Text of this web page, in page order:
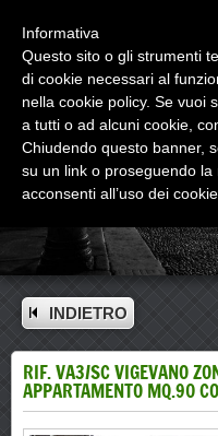
INDIETRO
RIF. VA3/SC VIGEVANO
APPARTAMENTO MQ.90
Informativa
Questo sito o gli strumenti
di cookie necessari al
nella cookie policy. Se vuoi
a tutti o ad alcuni cookie,
Chiudendo questo banner,
su un link o proseguendo la
acconsenti all’uso dei cookie.